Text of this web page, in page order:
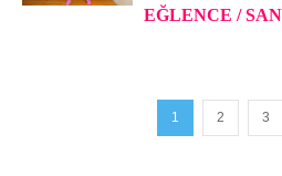
EĞLENCE /
1 2 3